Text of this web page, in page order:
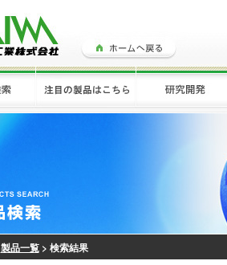
製品一覧> 検索結果